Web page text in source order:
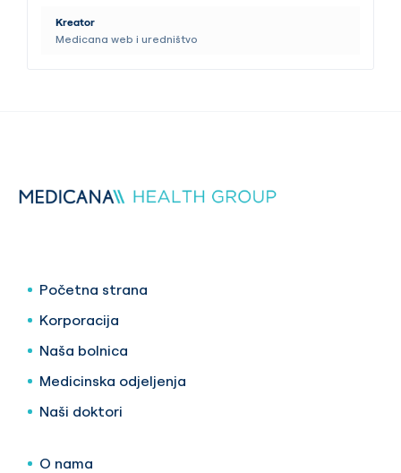
Kreator
Medicana web i uredništvo
Početna strana
Korporacija
Naša bolnica
Medicinska odjeljenja
Naši doktori
O nama